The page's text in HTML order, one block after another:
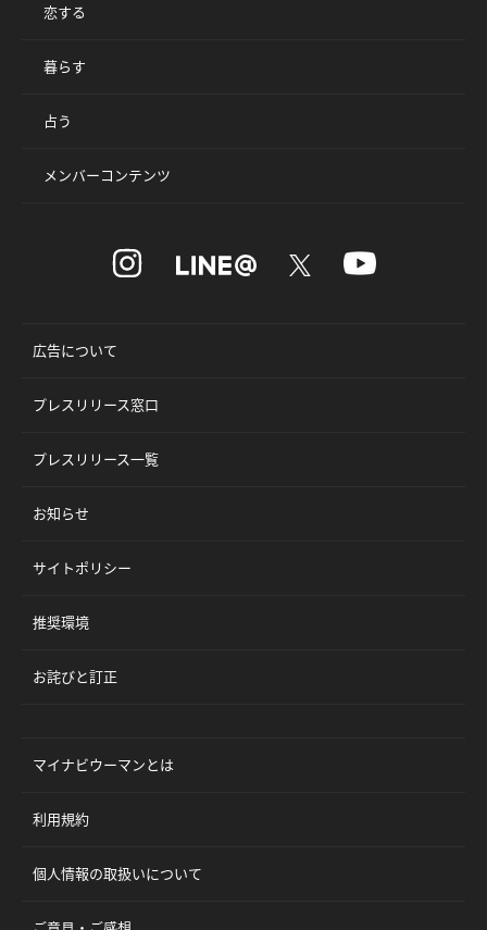
恋する
暮らす
占う
メンバーコンテンツ
広告について
プレスリリース窓口
プレスリリース一覧
お知らせ
サイトポリシー
推奨環境
お詫びと訂正
マイナビウーマンとは
利用規約
個人情報の取扱いについて